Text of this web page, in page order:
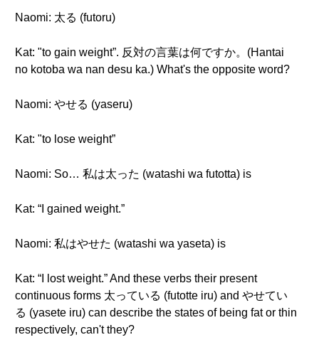
Naomi: 太る (futoru)
Kat: "to gain weight”. 反対の言葉は何ですか。(Hantai
no kotoba wa nan desu ka.) What's the opposite word?
Naomi: やせる (yaseru)
Kat: "to lose weight”
Naomi: So… 私は太った (watashi wa futotta) is
Kat: “I gained weight.”
Naomi: 私はやせた (watashi wa yaseta) is
Kat: “I lost weight.” And these verbs their present
continuous forms 太っている (futotte iru) and やせてい
る (yasete iru) can describe the states of being fat or thin
respectively, can't they?